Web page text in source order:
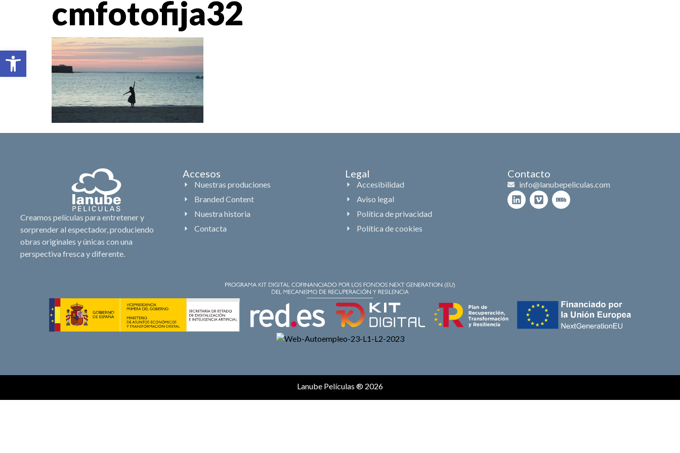
Abrir barra de herramientas
cmfotofija32
Creamos películas para entretener y
sorprender al espectador, produciendo
obras originales y únicas con una
perspectiva fresca y diferente.
Accesos
Nuestras produciones
Branded Content
Nuestra historia
Contacta
Legal
Accesibilidad
Aviso legal
Política de privacidad
Política de cookies
Contacto
info@lanubepeliculas.com
Lanube Películas ® 2026